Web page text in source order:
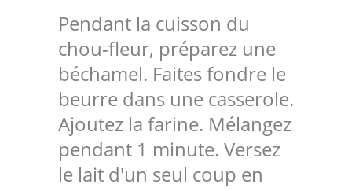
Pendant la cuisson du
chou-fleur, préparez une
béchamel. Faites fondre le
beurre dans une casserole.
Ajoutez la farine. Mélangez
pendant 1 minute. Versez
le lait d'un seul coup en